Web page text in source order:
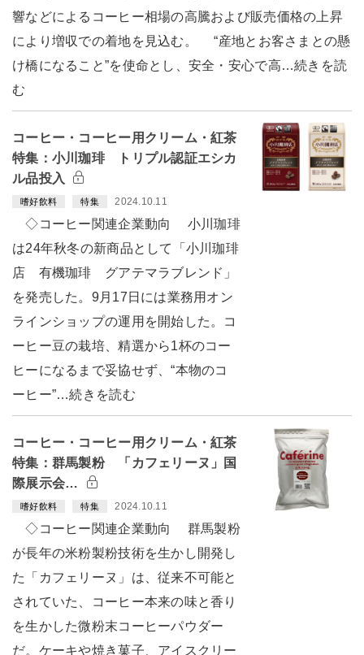
響などによるコーヒー相場の高騰および販売価格の上昇
により増収での着地を見込む。 “産地とお客さまとの懸
け橋になること”を使命とし、安全・安心で高…続きを読
む
コーヒー・コーヒー用クリーム・紅茶
特集：小川珈琲 トリプル認証エシカ
ル品投入
嗜好飲料 特集 2024.10.11
◇コーヒー関連企業動向 小川珈琲
は24年秋冬の新商品として「小川珈琲
店 有機珈琲 グアテマラブレンド」
を発売した。9月17日には業務用オン
ラインショップの運用を開始した。コ
ーヒー豆の栽培、精選から1杯のコー
ヒーになるまで妥協せず、“本物のコ
ーヒー”…続きを読む
コーヒー・コーヒー用クリーム・紅茶
特集：群馬製粉 「カフェリーヌ」国
際展示会…
嗜好飲料 特集 2024.10.11
◇コーヒー関連企業動向 群馬製粉
が長年の米粉製粉技術を生かし開発し
た「カフェリーヌ」は、従来不可能と
されていた、コーヒー本来の味と香り
を生かした微粉末コーヒーパウダー
だ。ケーキや焼き菓子、アイスクリー